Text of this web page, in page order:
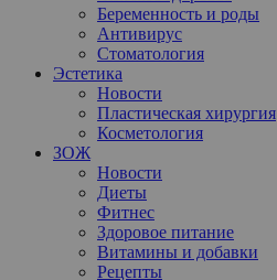
Беременность и роды
Антивирус
Стоматология
Эстетика
Новости
Пластическая хирургия
Косметология
ЗОЖ
Новости
Диеты
Фитнес
Здоровое питание
Витамины и добавки
Рецепты